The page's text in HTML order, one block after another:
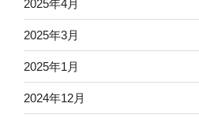
2025年4月
2025年3月
2025年1月
2024年12月